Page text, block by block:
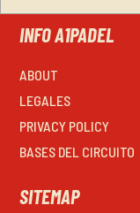
INFO A1PADEL
ABOUT
LEGALES
PRIVACY POLICY
BASES DEL CIRCUITO
SITEMAP